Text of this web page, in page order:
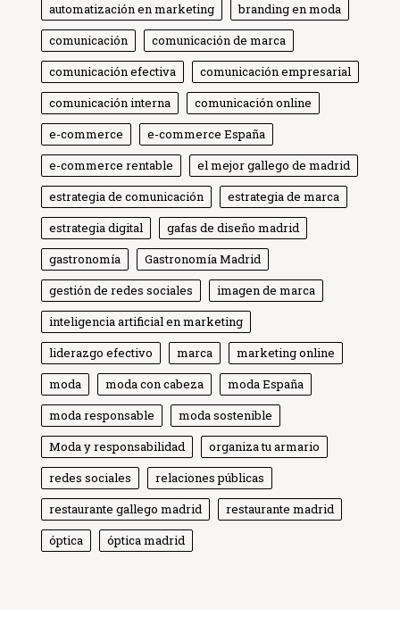
automatización en marketing
branding en moda
comunicación
comunicación de marca
comunicación efectiva
comunicación empresarial
comunicación interna
comunicación online
e-commerce
e-commerce España
e-commerce rentable
el mejor gallego de madrid
estrategia de comunicación
estrategia de marca
estrategia digital
gafas de diseño madrid
gastronomía
Gastronomía Madrid
gestión de redes sociales
imagen de marca
inteligencia artificial en marketing
liderazgo efectivo
marca
marketing online
moda
moda con cabeza
moda España
moda responsable
moda sostenible
Moda y responsabilidad
organiza tu armario
redes sociales
relaciones públicas
restaurante gallego madrid
restaurante madrid
óptica
óptica madrid
Globe Comunicación
Solemos responder enseguida